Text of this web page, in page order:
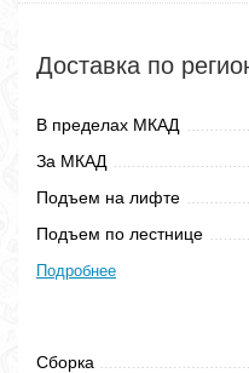
Доставка по
В пределах МКАД
За МКАД
Подъем на лифте
Подъем по лестнице
Подробнее
Сборка